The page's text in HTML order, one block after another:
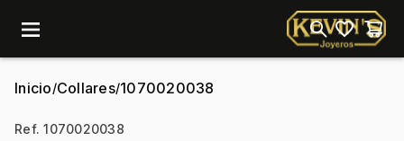
menu
Inicio/Collares/1070020038
Ref. 1070020038